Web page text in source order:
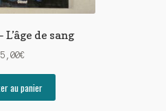
L’âge de sang
5,00€
au panier